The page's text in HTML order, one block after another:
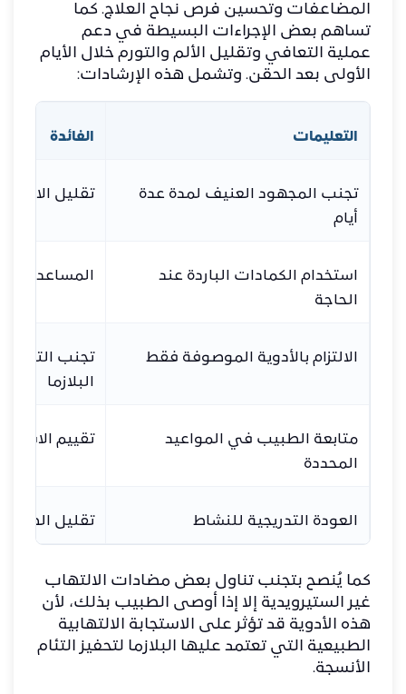
المضاعفات وتحسين فرص نجاح العلاج. كما
تساهم بعض الإجراءات البسيطة في دعم
عملية التعافي وتقليل الألم والتورم خلال الأيام
الأولى بعد الحقن. وتشمل هذه الإرشادات:
التعليمات الفائدة
تجنب المجهود العنيف لمدة عدة
أيام
تقليل
استخدام الكمادات الباردة عند
الحاجة
المساعدة في
الالتزام بالأدوية الموصوفة فقط
تجنب التأثير
البلازما
متابعة الطبيب في المواعيد
المحددة
تقييم
العودة التدريجية للنشاط تقليل
كما يُنصح بتجنب تناول بعض مضادات الالتهاب
غير الستيرويدية إلا إذا أوصى الطبيب بذلك، لأن
هذه الأدوية قد تؤثر على الاستجابة الالتهابية
الطبيعية التي تعتمد عليها البلازما لتحفيز التئام
الأنسجة.